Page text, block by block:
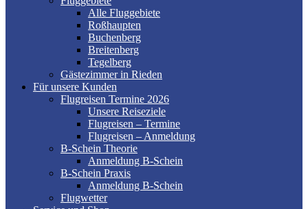
Alle Fluggebiete
Roßhaupten
Buchenberg
Breitenberg
Tegelberg
Gästezimmer in Rieden
Für unsere Kunden
Flugreisen Termine 2026
Unsere Reiseziele
Flugreisen – Termine
Flugreisen – Anmeldung
B-Schein Theorie
Anmeldung B-Schein
B-Schein Praxis
Anmeldung B-Schein
Flugwetter